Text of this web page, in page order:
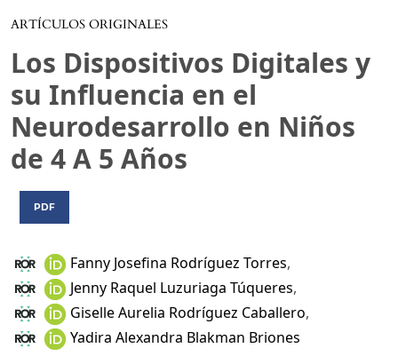
ARTÍCULOS ORIGINALES
Los Dispositivos Digitales y
su Influencia en el
Neurodesarrollo en Niños
de 4 A 5 Años
PDF
Fanny Josefina Rodríguez Torres,
Jenny Raquel Luzuriaga Túqueres,
Giselle Aurelia Rodríguez Caballero,
Yadira Alexandra Blakman Briones